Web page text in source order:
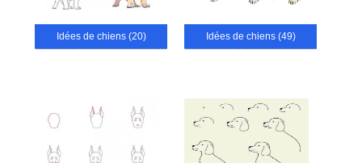
Idées de chiens (20) Idées de chiens (49)